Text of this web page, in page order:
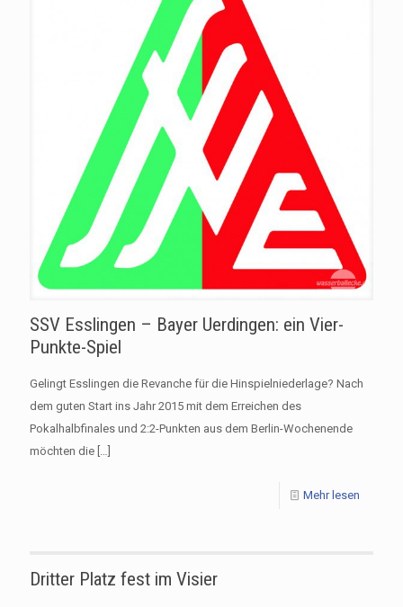
SSV Esslingen – Bayer Uerdingen: ein Vier-
Punkte-Spiel
Gelingt Esslingen die Revanche für die Hinspielniederlage? Nach
dem guten Start ins Jahr 2015 mit dem Erreichen des
Pokalhalbfinales und 2:2-Punkten aus dem Berlin-Wochenende
möchten die
Mehr lesen
Dritter Platz fest im Visier